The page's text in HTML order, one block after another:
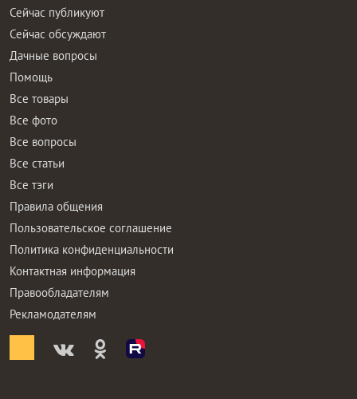
Сейчас публикуют
Сейчас обсуждают
Дачные вопросы
Помощь
Все товары
Все фото
Все вопросы
Все статьи
Все тэги
Правила общения
Пользовательское соглашение
Политика конфиденциальности
Контактная информация
Правообладателям
Рекламодателям